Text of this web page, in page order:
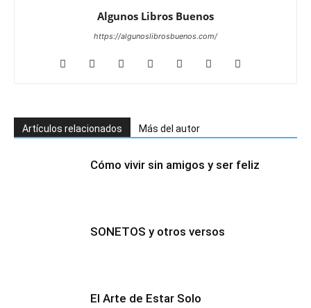
Algunos Libros Buenos
https://algunoslibrosbuenos.com/
Artículos relacionados Más del autor
Cómo vivir sin amigos y ser feliz
SONETOS y otros versos
El Arte de Estar Solo